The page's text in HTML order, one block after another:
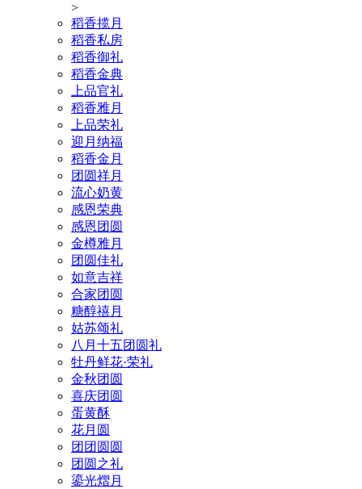
>
稻香揽月
稻香私房
稻香御礼
稻香金典
上品官礼
稻香雅月
上品荣礼
迎月纳福
稻香金月
团圆祥月
流心奶黄
感恩荣典
感恩团圆
金樽雅月
团圆佳礼
如意吉祥
合家团圆
糖醇禧月
姑苏颂礼
八月十五团圆礼
牡丹鲜花·荣礼
金秋团圆
喜庆团圆
蛋黄酥
花月圆
团团圆圆
团圆之礼
鎏光熠月